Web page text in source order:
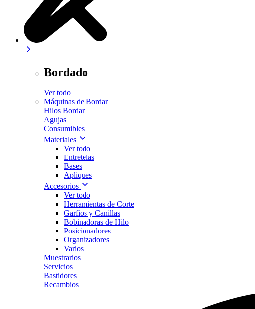
Bordado
Ver todo
Máquinas de Bordar
Hilos Bordar
Agujas
Consumibles
Materiales
Ver todo
Entretelas
Bases
Apliques
Accesorios
Ver todo
Herramientas de Corte
Garfios y Canillas
Bobinadoras de Hilo
Posicionadores
Organizadores
Varios
Muestrarios
Servicios
Bastidores
Recambios